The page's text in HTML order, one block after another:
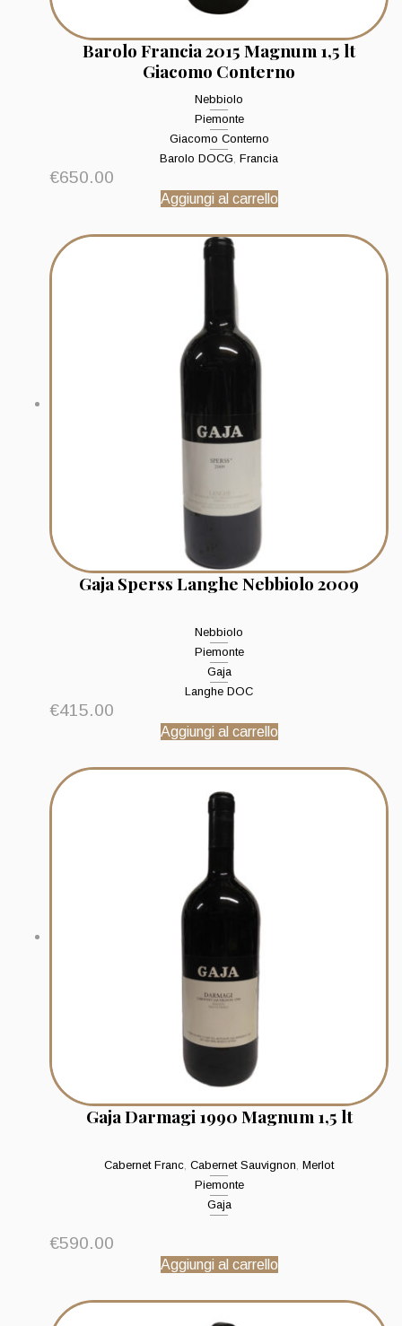
Barolo Francia 2015 Magnum 1,5 lt
Giacomo Conterno
Nebbiolo
Piemonte
Giacomo Conterno
Barolo DOCG, Francia
€650.00
Aggiungi al carrello
Gaja Sperss Langhe Nebbiolo 2009
Nebbiolo
Piemonte
Gaja
Langhe DOC
€415.00
Aggiungi al carrello
Gaja Darmagi 1990 Magnum 1,5 lt
Cabernet Franc, Cabernet Sauvignon, Merlot
Piemonte
Gaja
€590.00
Aggiungi al carrello